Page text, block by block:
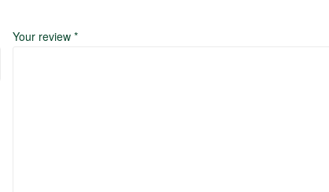
Your review *